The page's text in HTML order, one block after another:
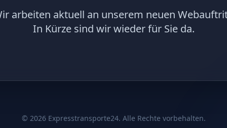
arbeiten aktuell an unserem neuen
In Kürze sind wir wieder für Sie da.
© 2026Expresstransporte24. Alle Rechte vorbehalten.